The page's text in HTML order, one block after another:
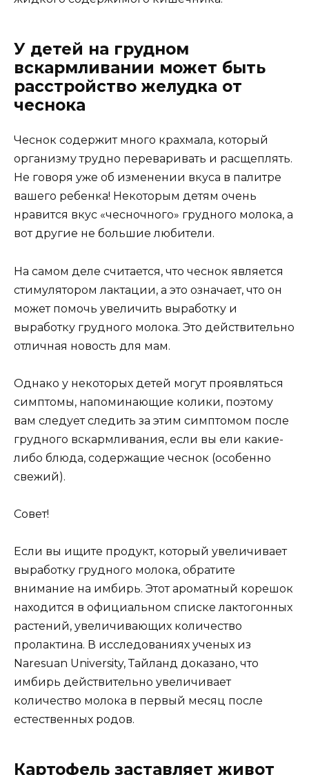
У детей на грудном
вскармливании может быть
расстройство желудка от
чеснока
Чеснок содержит много крахмала, который
организму трудно переваривать и расщеплять.
Не говоря уже об изменении вкуса в палитре
вашего ребенка! Некоторым детям очень
нравится вкус «чесночного» грудного молока, а
вот другие не большие любители.
На самом деле считается, что чеснок является
стимулятором лактации, а это означает, что он
может помочь увеличить выработку и
выработку грудного молока. Это действительно
отличная новость для мам.
Однако у некоторых детей могут проявляться
симптомы, напоминающие колики, поэтому
вам следует следить за этим симптомом после
грудного вскармливания, если вы ели какие-
либо блюда, содержащие чеснок (особенно
свежий).
Совет!
Если вы ищите продукт, который увеличивает
выработку грудного молока, обратите
внимание на имбирь. Этот ароматный корешок
находится в официальном списке лактогонных
растений, увеличивающих количество
пролактина. В исследованиях ученых из
Naresuan University, Тайланд доказано, что
имбирь действительно увеличивает
количество молока в первый месяц после
естественных родов.
Картофель заставляет живот